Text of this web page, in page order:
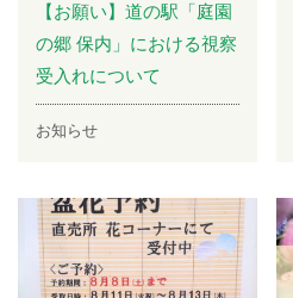
【お願い】道の駅「庭園
の郷 保内」における視察
受入れについて
お知らせ